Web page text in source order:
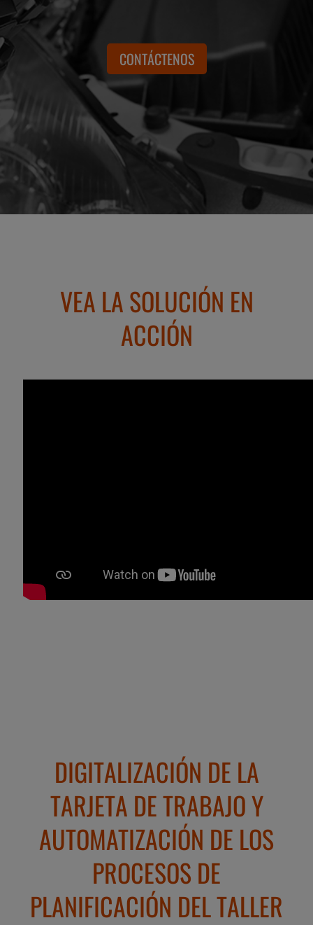
CONTÁCTENOS
VEA LA SOLUCIÓN EN
ACCIÓN
DIGITALIZACIÓN DE LA
TARJETA DE TRABAJO Y
AUTOMATIZACIÓN DE LOS
PROCESOS DE
PLANIFICACIÓN DEL TALLER